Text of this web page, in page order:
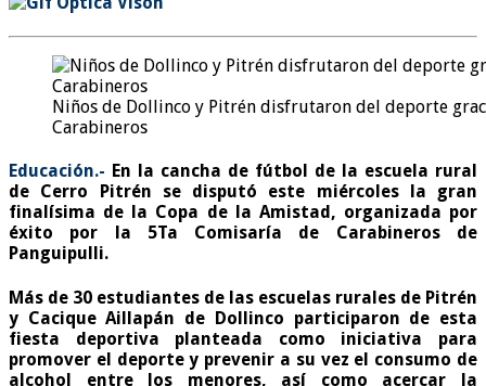
Niños de Dollinco y Pitrén disfrutaron del deporte
Carabineros
Educación.- En la cancha de fútbol de la escuela rural
de Cerro Pitrén se disputó este miércoles la gran
finalísima de la Copa de la Amistad, organizada por
éxito por la 5Ta Comisaría de Carabineros de
Panguipulli.
Más de 30 estudiantes de las escuelas rurales de Pitrén
y Cacique Aillapán de Dollinco participaron de esta
fiesta deportiva planteada como iniciativa para
promover el deporte y prevenir a su vez el consumo de
alcohol entre los menores, así como acercar la